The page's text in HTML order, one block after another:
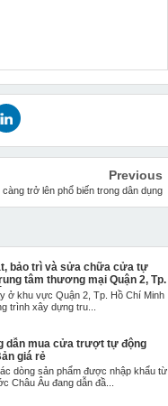
Previous
trở lên phổ biến trong dân dụng
bảo trì và sửa chữa cửa tự
tâm thương mại Quận 2, Tp.
Minh
ở khu vực Quận 2, Tp. Hồ Chí Minh
trình xây dựng tru...
dẫn mua cửa trượt tự động
giá rẻ
dòng sản phẩm được nhập khẩu từ
Châu Âu đang dẫn đầ...